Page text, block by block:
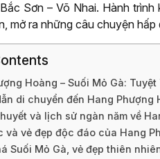
Sơn – Võ Nhai. Hành
mở ra những câu chuyện
Hoàng – Suối Mỏ Gà:
di chuyển đến Hang Phượng
và lịch sử ngàn năm về
và vẻ đẹp độc đáo của Hang
Suối Mỏ Gà, vẻ đẹp thiên